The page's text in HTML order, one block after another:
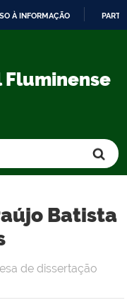
À INFORMAÇÃO
Batista
de dissertação